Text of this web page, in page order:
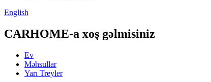
English
CARHOME-a xoş gəlmisiniz
Ev
Məhsullar
Yarı Treyler